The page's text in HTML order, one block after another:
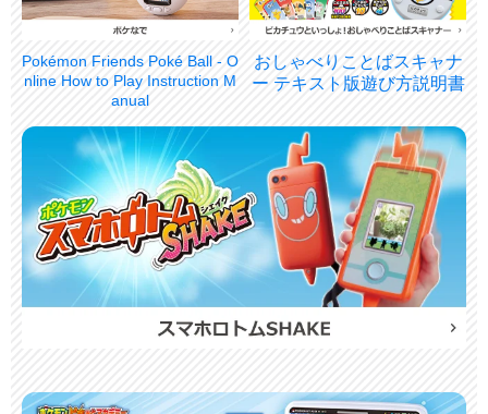
Pokémon Friends Poké Ball - O
nline How to Play Instruction M
anual
おしゃべりことばスキャナ
ー テキスト版遊び方説明書